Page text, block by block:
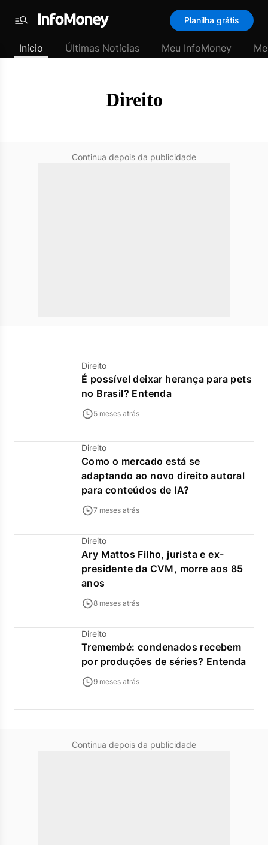
Padrão
Últimas
Menu
Planilha grátis
Início Últimas Notícias Meu InfoMoney
Direito
Continua depois da publicidade
Direito
É possível deixar herança para pets
no Brasil? Entenda
5 meses atrás
Direito
Como o mercado está se
adaptando ao novo direito autoral
para conteúdos de IA?
7 meses atrás
Direito
Ary Mattos Filho, jurista e ex-
presidente da CVM, morre aos 85
anos
8 meses atrás
Direito
Tremembé: condenados recebem
por produções de séries? Entenda
9 meses atrás
Continua depois da publicidade